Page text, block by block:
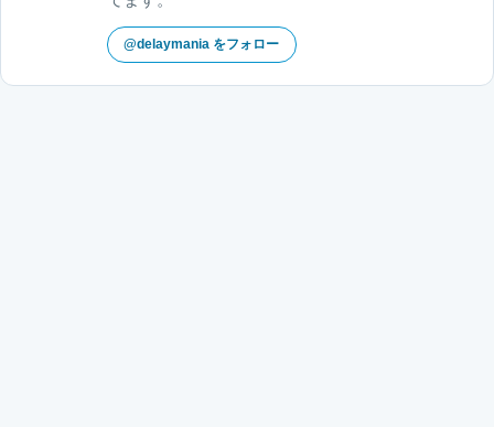
@delaymania をフォロー